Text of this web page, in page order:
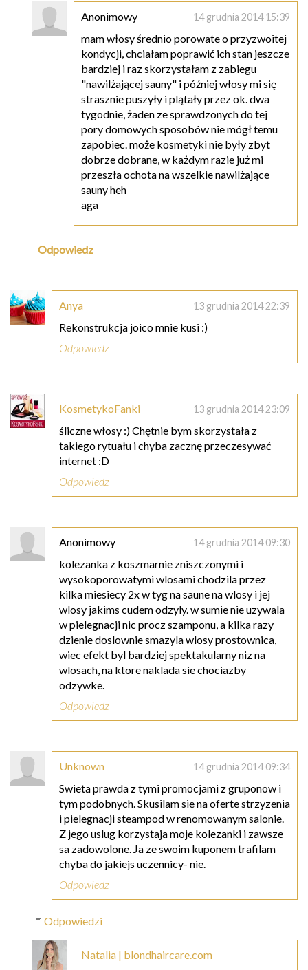
Anonimowy 14 grudnia 2014 15:39
mam włosy średnio porowate o przyzwoitej
kondycji, chciałam poprawić ich stan jeszcze
bardziej i raz skorzystałam z zabiegu
"nawilżającej sauny" i później włosy mi się
strasznie puszyły i plątały przez ok. dwa
tygodnie, żaden ze sprawdzonych do tej
pory domowych sposobów nie mógł temu
zapobiec. może kosmetyki nie były zbyt
dobrze dobrane, w każdym razie już mi
przeszła ochota na wszelkie nawilżające
sauny heh
aga
Odpowiedz
Anya 13 grudnia 2014 22:39
Rekonstrukcja joico mnie kusi :)
Odpowiedz
KosmetykoFanki 13 grudnia 2014 23:09
śliczne włosy :) Chętnie bym skorzystała z
takiego rytuału i chyba zacznę przeczesywać
internet :D
Odpowiedz
Anonimowy 14 grudnia 2014 09:30
kolezanka z koszmarnie zniszczonymi i
wysokoporowatymi wlosami chodzila przez
kilka miesiecy 2x w tyg na saune na wlosy i jej
wlosy jakims cudem odzyly. w sumie nie uzywala
w pielegnacji nic procz szamponu, a kilka razy
dzienie doslownie smazyla wlosy prostownica,
wiec efekt byl bardziej spektakularny niz na
wlosach, na ktore naklada sie chociazby
odzywke.
Odpowiedz
Unknown 14 grudnia 2014 09:34
Swieta prawda z tymi promocjami z gruponow i
tym podobnych. Skusilam sie na oferte strzyzenia
i pielegnacji steampod w renomowanym salonie.
Z jego uslug korzystaja moje kolezanki i zawsze
sa zadowolone. Ja ze swoim kuponem trafilam
chyba do jakiejs uczennicy- nie.
Odpowiedz
Odpowiedzi
Natalia | blondhaircare.com